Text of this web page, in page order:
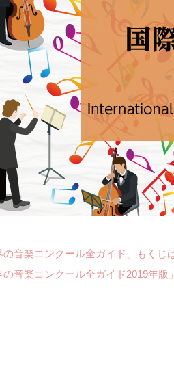
の音楽コンクール全ガイド」もくじ
の音楽コンクール全ガイド2019年版